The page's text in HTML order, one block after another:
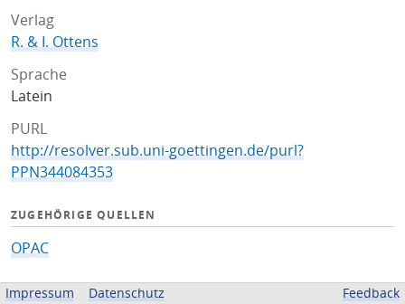
Verlag
R. & I. Ottens
Sprache
Latein
PURL
http://resolver.sub.uni-goettingen.de/purl?
PPN344084353
ZUGEHÖRIGE QUELLEN
OPAC
BEREITGESTELLT VON
Impressum Datenschutz Feedback